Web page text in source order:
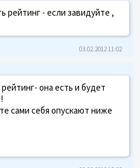
рейтинг - если завидуйте ,
03.02.2012 11:02
она есть и будет
сами себя опускают ниже